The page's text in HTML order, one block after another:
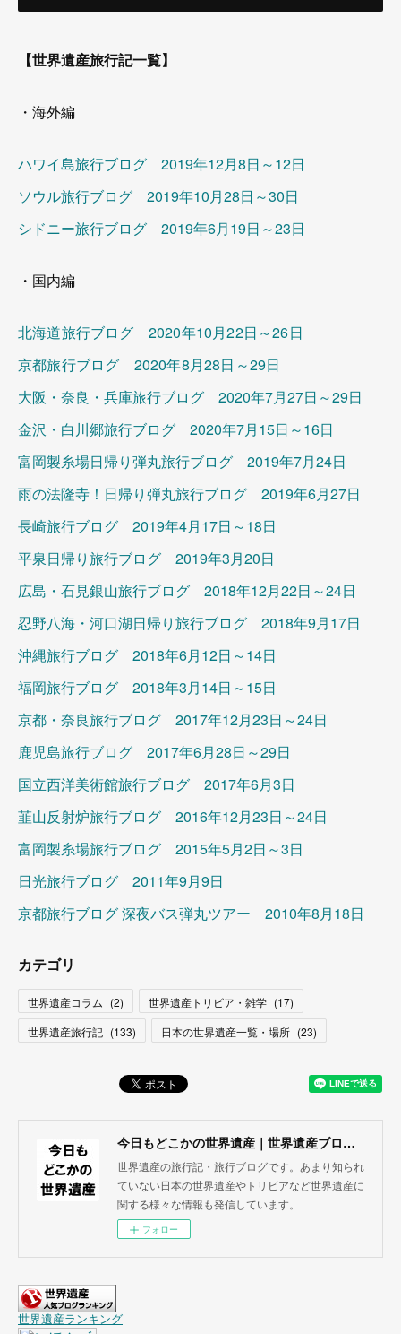
【世界遺産旅行記一覧】
・海外編
ハワイ島旅行ブログ 2019年12月8日～12日
ソウル旅行ブログ 2019年10月28日～30日
シドニー旅行ブログ 2019年6月19日～23日
・国内編
北海道旅行ブログ 2020年10月22日～26日
京都旅行ブログ 2020年8月28日～29日
大阪・奈良・兵庫旅行ブログ 2020年7月27日～29日
金沢・白川郷旅行ブログ 2020年7月15日～16日
富岡製糸場日帰り弾丸旅行ブログ 2019年7月24日
雨の法隆寺！日帰り弾丸旅行ブログ 2019年6月27日
長崎旅行ブログ 2019年4月17日～18日
平泉日帰り旅行ブログ 2019年3月20日
広島・石見銀山旅行ブログ 2018年12月22日～24日
忍野八海・河口湖日帰り旅行ブログ 2018年9月17日
沖縄旅行ブログ 2018年6月12日～14日
福岡旅行ブログ 2018年3月14日～15日
京都・奈良旅行ブログ 2017年12月23日～24日
鹿児島旅行ブログ 2017年6月28日～29日
国立西洋美術館旅行ブログ 2017年6月3日
韮山反射炉旅行ブログ 2016年12月23日～24日
富岡製糸場旅行ブログ 2015年5月2日～3日
日光旅行ブログ 2011年9月9日
京都旅行ブログ 深夜バス弾丸ツアー 2010年8月18日
カテゴリ
世界遺産コラム (2) 世界遺産トリビア・雑学 (17)
世界遺産旅行記 (133) 日本の世界遺産一覧・場所 (23)
今日もどこかの世界遺産｜世界遺産ブログ・旅行記
世界遺産の旅行記・旅行ブログです。あまり知られ
ていない日本の世界遺産やトリビアなど世界遺産に
関する様々な情報も発信しています。
フォロー